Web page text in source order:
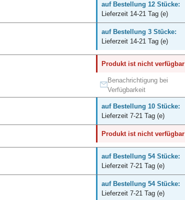
auf Bestellung 12 Stücke:
Lieferzeit 14-21 Tag (e)
auf Bestellung 3 Stücke:
Lieferzeit 14-21 Tag (e)
Produkt ist nicht verfügbar
Benachrichtigung bei
Verfügbarkeit
auf Bestellung 10 Stücke:
Lieferzeit 7-21 Tag (e)
Produkt ist nicht verfügbar
auf Bestellung 54 Stücke:
Lieferzeit 7-21 Tag (e)
auf Bestellung 54 Stücke:
Lieferzeit 7-21 Tag (e)